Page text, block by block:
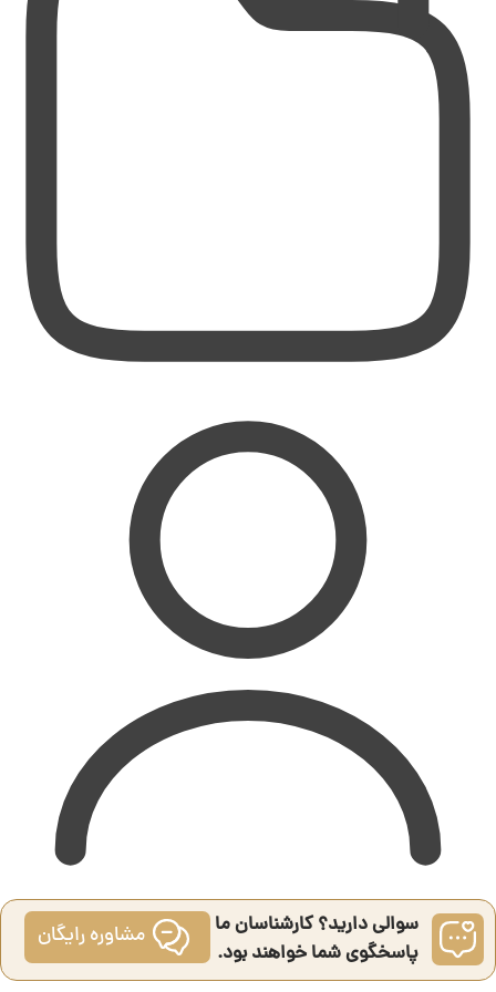
سوالی دارید؟ کارشناسان ما
پاسخگوی شما خواهند بود.
مشاوره رایگان